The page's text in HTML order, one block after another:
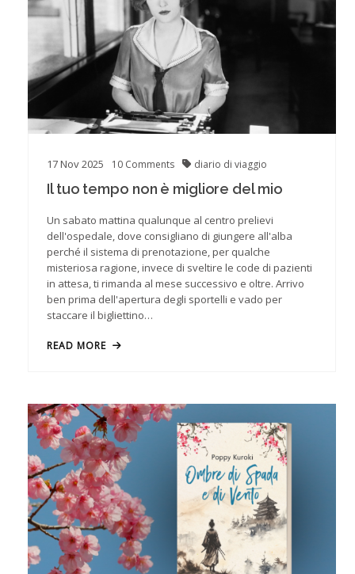
17Nov2025 10 Comments diario di viaggio
Il tuo tempo non è migliore del mio
Un sabato mattina qualunque al centro prelievi
dell'ospedale, dove consigliano di giungere all'alba
perché il sistema di prenotazione, per qualche
misteriosa ragione, invece di sveltire le code di pazienti
in attesa, ti rimanda al mese successivo e oltre. Arrivo
ben prima dell'apertura degli sportelli e vado per
staccare il bigliettino…
READ MORE